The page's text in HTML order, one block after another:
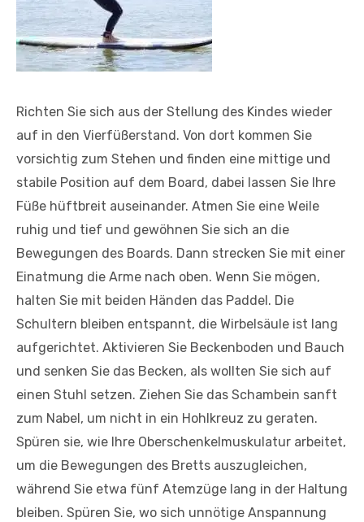
Richten Sie sich aus der Stellung des Kindes wieder
auf in den Vierfüßerstand. Von dort kommen Sie
vorsichtig zum Stehen und finden eine mittige und
stabile Position auf dem Board, dabei lassen Sie Ihre
Füße hüftbreit auseinander. Atmen Sie eine Weile
ruhig und tief und gewöhnen Sie sich an die
Bewegungen des Boards. Dann strecken Sie mit einer
Einatmung die Arme nach oben. Wenn Sie mögen,
halten Sie mit beiden Händen das Paddel. Die
Schultern bleiben entspannt, die Wirbelsäule ist lang
aufgerichtet. Aktivieren Sie Beckenboden und Bauch
und senken Sie das Becken, als wollten Sie sich auf
einen Stuhl setzen. Ziehen Sie das Schambein sanft
zum Nabel, um nicht in ein Hohlkreuz zu geraten.
Spüren sie, wie Ihre Oberschenkelmuskulatur arbeitet,
um die Bewegungen des Bretts auszugleichen,
während Sie etwa fünf Atemzüge lang in der Haltung
bleiben. Spüren Sie, wo sich unnötige Anspannung